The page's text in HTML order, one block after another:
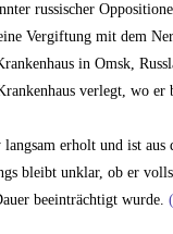
russischer
Vergiftung mit dem
in Omsk,
verlegt, wo er
erholt und ist aus
bleibt unklar, ob er
beeinträchtigt wurde.